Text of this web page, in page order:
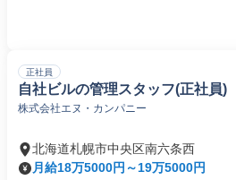
正社員
自社ビルの管理スタッフ(正社員)
株式会社エヌ・カンパニー
北海道札幌市中央区南六条西
月給18万5000円～19万5000円